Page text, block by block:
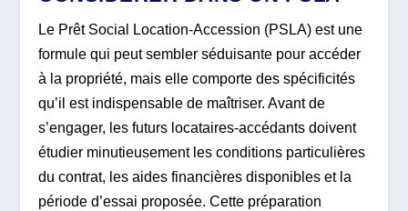
Le Prêt Social Location-Accession (PSLA) est une
formule qui peut sembler séduisante pour accéder
à la propriété, mais elle comporte des spécificités
qu’il est indispensable de maîtriser. Avant de
s’engager, les futurs locataires-accédants doivent
étudier minutieusement les conditions particulières
du contrat, les aides financières disponibles et la
période d’essai proposée. Cette préparation